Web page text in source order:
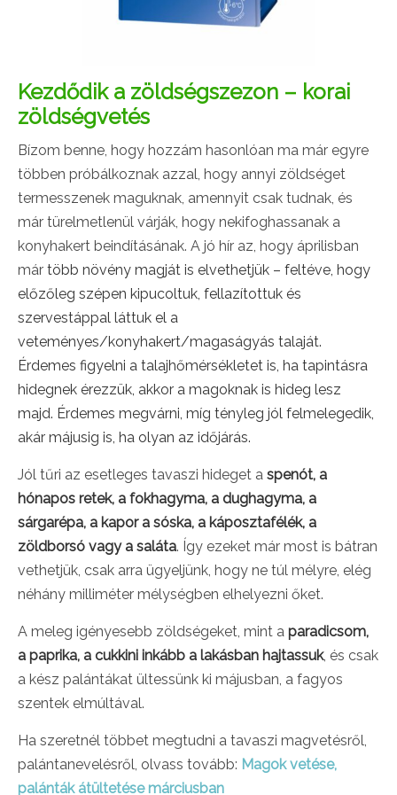
Kezdődik a zöldségszezon – korai
zöldségvetés
Bízom benne, hogy hozzám hasonlóan ma már egyre
többen próbálkoznak azzal, hogy annyi zöldséget
termesszenek maguknak, amennyit csak tudnak, és
már türelmetlenül várják, hogy nekifoghassanak a
konyhakert beindításának. A jó hír az, hogy áprilisban
már több növény magját is elvethetjük – feltéve, hogy
előzőleg szépen kipucoltuk, fellazítottuk és
szervestáppal láttuk el a
veteményes/konyhakert/magaságyás talaját.
Érdemes figyelni a talajhőmérsékletet is, ha tapintásra
hidegnek érezzük, akkor a magoknak is hideg lesz
majd. Érdemes megvárni, míg tényleg jól felmelegedik,
akár májusig is, ha olyan az időjárás.
Jól tűri az esetleges tavaszi hideget a spenót, a
hónapos retek, a fokhagyma, a dughagyma, a
sárgarépa, a kapor a sóska, a káposztafélék, a
zöldborsó vagy a saláta. Így ezeket már most is bátran
vethetjük, csak arra ügyeljünk, hogy ne túl mélyre, elég
néhány milliméter mélységben elhelyezni őket.
A meleg igényesebb zöldségeket, mint a paradicsom,
a paprika, a cukkini inkább a lakásban hajtassuk, és csak
a kész palántákat ültessünk ki májusban, a fagyos
szentek elmúltával.
Ha szeretnél többet megtudni a tavaszi magvetésről,
palántanevelésről, olvass tovább: Magok vetése,
palánták átültetése márciusban